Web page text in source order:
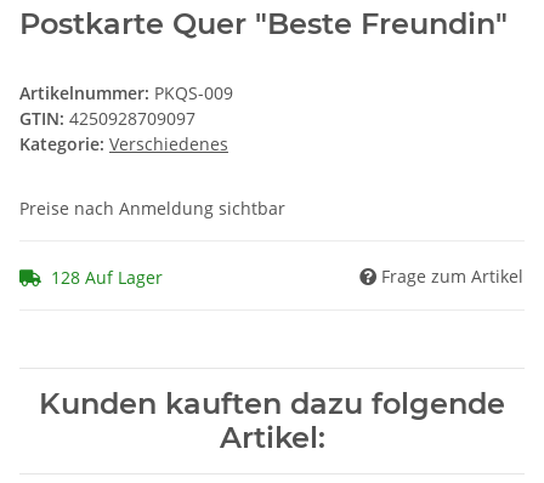
Postkarte Quer "Beste Freundin"
Artikelnummer: PKQS-009
GTIN: 4250928709097
Kategorie: Verschiedenes
Preise nach Anmeldung sichtbar
128 Auf Lager Frage zum Artikel
Kunden kauften dazu folgende
Artikel: